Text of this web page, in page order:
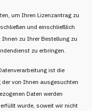
um Ihren Lizenzantrag zu
und einschließlich
zu Ihrer Bestellung zu
zu erbringen.
ist die
von Ihnen ausgesuchten
Daten werden
wurde, soweit wir nicht